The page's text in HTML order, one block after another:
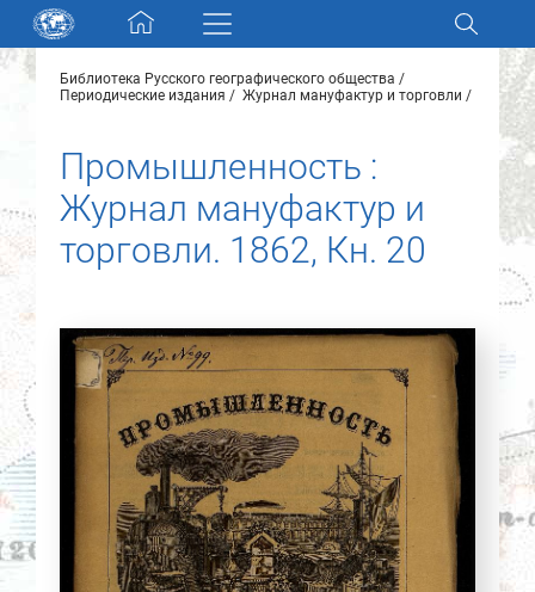
Skip navigation
Разделы и коллекции
Электронный каталог
Новости
О нас
Контакты
Партнеры
Библиотека Русского географического общества
Периодические издания
Журнал мануфактур и торговли
Промышленность :
Журнал мануфактур и
торговли. 1862, Кн. 20